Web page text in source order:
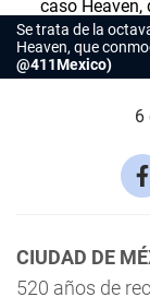
Se trata de la
Heaven, que
@411Mexico)
6
CIUDAD DE
520 años de